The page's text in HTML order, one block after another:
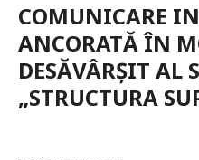
COMUNICARE
ANCORATĂ ÎN
DESĂVÂRȘIT AL
„STRUCTURA